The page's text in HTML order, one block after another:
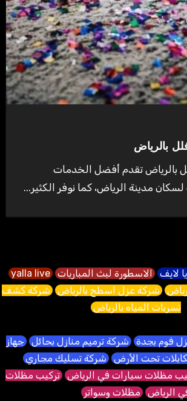
بالرياض
لسكان مدينة الرياض، كما نوفر الكثير...
لايف الاسطورة لبث المباريات yalla live
شركة عزل اسطح بالرياض شركة كشف
تسربات المياه بالرياض
فوم بجدة شركة ترميم منازل بحائل جهاز
تحت الأرض شركة تسليك مجاري
مظلات سيارات في الرياض تركيب مظلات
الرياض مظلات وسواتر